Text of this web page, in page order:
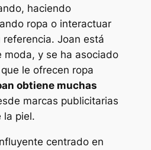
haciendo
ropa o interactuar
Joan está
moda, y se ha asociado
le ofrecen ropa
obtiene muchas
marcas publicitarias
la piel.
centrado en